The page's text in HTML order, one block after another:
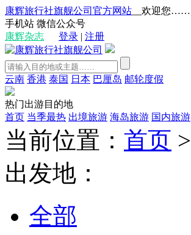
康辉旅行社旗舰公司官方网站 __欢迎您……
手机站 微信公众号
康辉杂志
登录 | 注册
云南 香港 泰国 日本 巴厘岛 邮轮度假
热门出游目的地
首页 当季最热 出境旅游 海岛旅游 国内旅游
当前位置： 首页 >
出发地：
全部